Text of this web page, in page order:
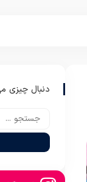
دنبال چیزی